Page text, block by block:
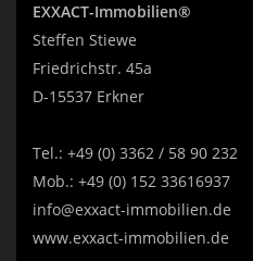
EXXACT-Immobilien®
Steffen Stiewe
Friedrichstr. 45a
D-15537 Erkner
Tel.: +49 (0) 3362 / 58 90 232
Mob.: +49 (0) 152 33616937
info@exxact-immobilien.de
www.exxact-immobilien.de